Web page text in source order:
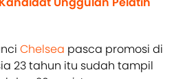
Chelsea pasca promosi di
23 tahun itu sudah tampil